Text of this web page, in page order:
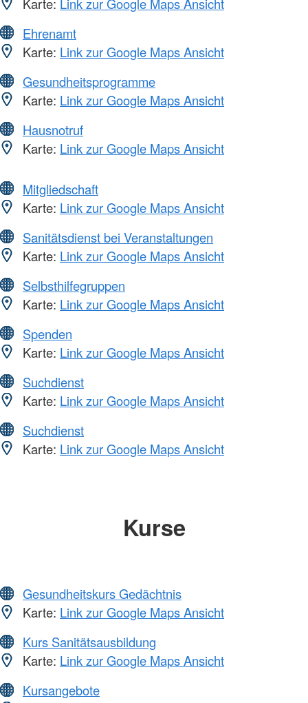
Ehrenamt
Karte: Link zur Google Maps Ansicht
Gesundheitsprogramme
Karte: Link zur Google Maps Ansicht
Hausnotruf
Karte: Link zur Google Maps Ansicht
Mitgliedschaft
Karte: Link zur Google Maps Ansicht
Sanitätsdienst bei Veranstaltungen
Karte: Link zur Google Maps Ansicht
Selbsthilfegruppen
Karte: Link zur Google Maps Ansicht
Spenden
Karte: Link zur Google Maps Ansicht
Suchdienst
Karte: Link zur Google Maps Ansicht
Suchdienst
Karte: Link zur Google Maps Ansicht
Kurse
Gesundheitskurs Gedächtnis
Karte: Link zur Google Maps Ansicht
Kurs Sanitätsausbildung
Karte: Link zur Google Maps Ansicht
Kursangebote